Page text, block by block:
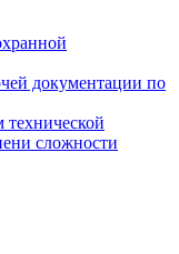
документации по
сложности